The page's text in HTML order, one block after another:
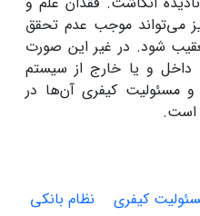
می‌تواند موجب عدم تحقق
شود. در غیر این صورت
داخل و یا خارج از سیستم
مسئولیت کیفری آن‌ها در
است.
کیفری
نظام بانکی